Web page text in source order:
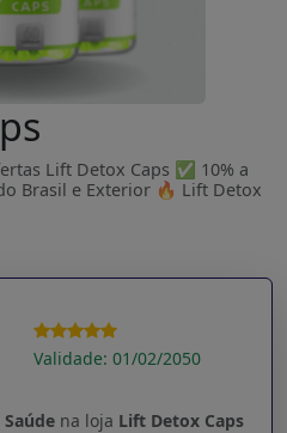
Lift Detox Caps ✅ 10% a
Brasil e Exterior 🔥 Lift Detox
Validade: 01/02/2050
Saúde na loja Lift Detox Caps